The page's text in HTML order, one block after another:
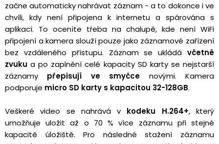
začne automaticky nahrávat záznam - a to dokonce i ve
chvíli, kdy není připojena k internetu a spárována s
aplikací. To oceníte třeba na chalupě, kde není WiFi
připojení a kamera slouží pouze jako záznamové zařízení
bez vzdáleného přístupu. Záznam se ukládá včetně
zvuku a po zaplnění celé kapacity SD karty se nejstarší
záznamy přepisují ve smyčce novými. Kamera
podporuje micro SD karty s kapacitou 32-128GB.
Veškeré video se nahrává v kodeku H.264+, který
umožňuje uložit až o 70 % více záznamu při stejné
kapacitě úložiště. Pro následné stažení záznamu